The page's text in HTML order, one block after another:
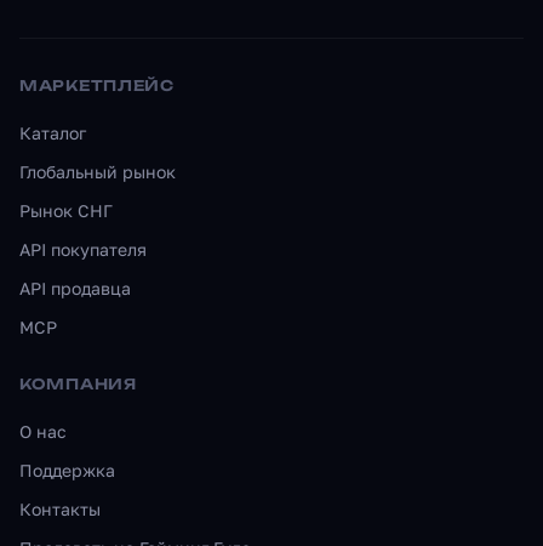
МАРКЕТПЛЕЙС
Каталог
Глобальный рынок
Рынок СНГ
API покупателя
API продавца
MCP
КОМПАНИЯ
О нас
Поддержка
Контакты